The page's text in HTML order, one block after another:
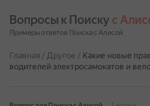
Вопросы к Поиску с
Примеры ответов Поиска с Алисой
Главная / Другое / Какие новые
водителей электросамокатов и